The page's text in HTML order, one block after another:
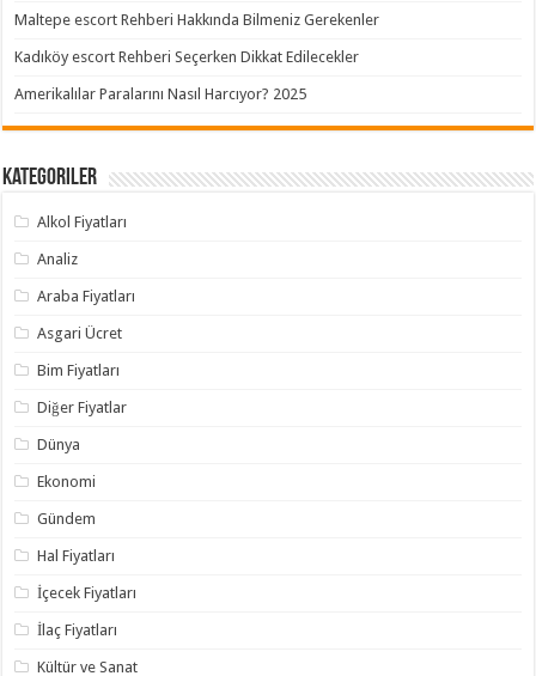
Maltepe escort Rehberi Hakkında Bilmeniz Gerekenler
Kadıköy escort Rehberi Seçerken Dikkat Edilecekler
Amerikalılar Paralarını Nasıl Harcıyor? 2025
Kategoriler
Alkol Fiyatları
Analiz
Araba Fiyatları
Asgari Ücret
Bim Fiyatları
Diğer Fiyatlar
Dünya
Ekonomi
Gündem
Hal Fiyatları
İçecek Fiyatları
İlaç Fiyatları
Kültür ve Sanat